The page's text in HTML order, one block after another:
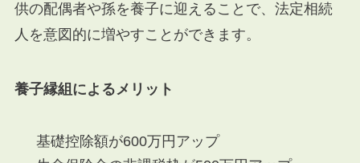
供の配偶者や孫を養子に迎えることで、法定相続
人を意図的に増やすことができます。
養子縁組によるメリット
基礎控除額が600万円アップ